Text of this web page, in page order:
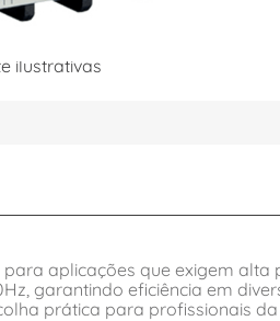
ilustrativas
aplicações que exigem
garantindo eficiência em
prática para profissionais da